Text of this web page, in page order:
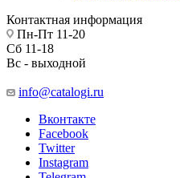
Контактная информация
Пн-Пт 11-20
Сб 11-18
Вс - выходной
info@catalogi.ru
Вконтакте
Facebook
Twitter
Instagram